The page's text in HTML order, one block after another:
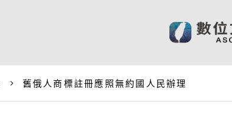
舊俄人商標註冊應照無約國人民辦理